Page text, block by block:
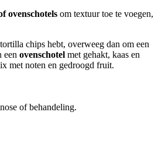
ovenschotels om textuur toe te voegen,
chips hebt, overweeg dan om een
een ovenschotel met gehakt, kaas en
met noten en gedroogd fruit.
of behandeling.